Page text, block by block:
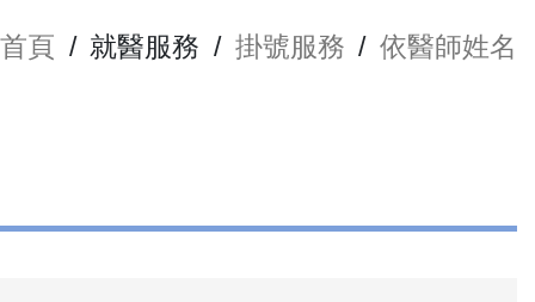
首頁 / 就醫服務 / 掛號服務 / 依醫師姓名